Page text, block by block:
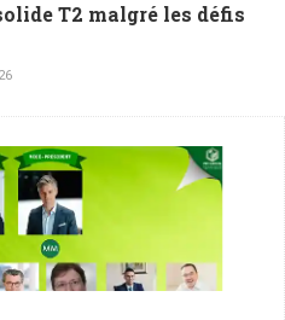
T2 malgré les défis